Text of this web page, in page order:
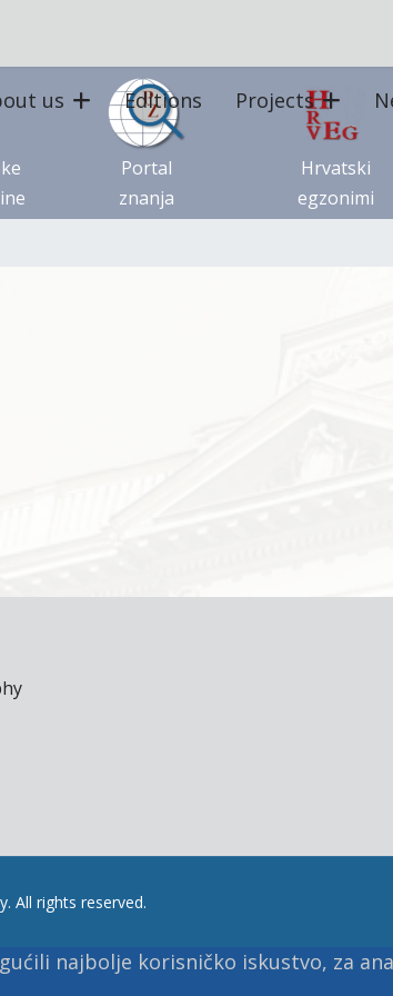
us Editions Projects
Portal
znanja
Hrvatski
egzonimi
All rights reserved.
najbolje korisničko iskustvo, za